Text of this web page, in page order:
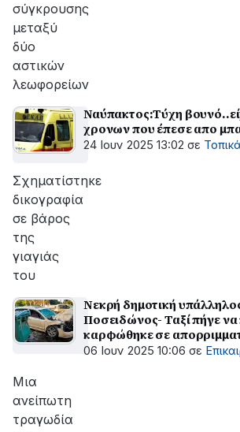
σύγκρουσης
μεταξύ
δύο
αστικών
λεωφορείων
Ναύπακτος:Τύχη
χρονων που έπεσε απο
24 Ιουν 2025 13:02 σε Τοπικά
Σχηματίστηκε
δικογραφία
σε βάρος
της
γιαγιάς
του
Νεκρή δημοτική
Ποσειδώνος- Ταξί πήγε
καρφώθηκε σε
06 Ιουν 2025 10:06 σε
Μια
ανείπωτη
τραγωδία